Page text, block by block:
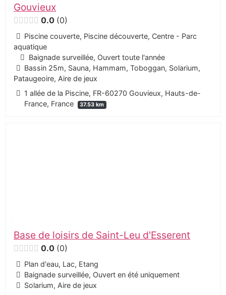
Gouvieux
0.0 0
Piscine couverte, Piscine découverte, Centre - Parc
aquatique
Baignade surveillée, Ouvert toute l'année
Bassin 25m, Sauna, Hammam, Toboggan, Solarium,
Pataugeoire, Aire de jeux
1 allée de la Piscine, FR-60270 Gouvieux, Hauts-de-
France, France
37.53 km
Base de loisirs de Saint-Leu d'Esserent
0.0 0
Plan d'eau, Lac, Etang
Baignade surveillée, Ouvert en été uniquement
Solarium, Aire de jeux